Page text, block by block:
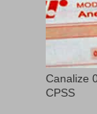
Canalize
CPSS